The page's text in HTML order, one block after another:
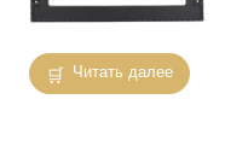
Читать далее